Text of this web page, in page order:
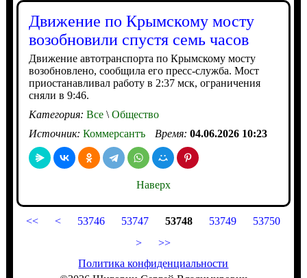
Движение по Крымскому мосту
возобновили спустя семь часов
Движение автотранспорта по Крымскому мосту
возобновлено, сообщила его пресс-служба. Мост
приостанавливал работу в 2:37 мск, ограничения
сняли в 9:46.
Категория: Все\Общество
Источник: Коммерсантъ Время: 04.06.2026 10:23
Наверх
<< < 53746 53747 53748 53749
53750
>
>>
Политика конфиденциальности